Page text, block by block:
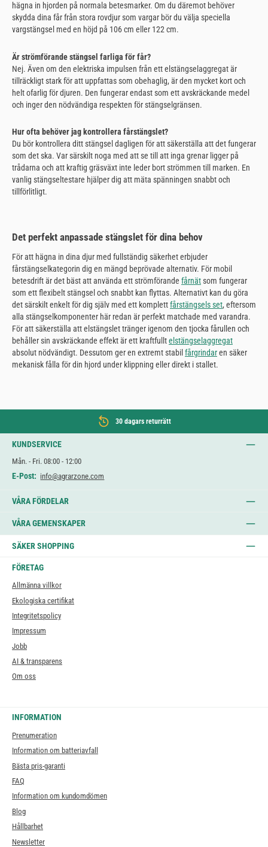
hägna in hjorden på normala betesmarker. Om du däremot behöver
skydda dina får från stora rovdjur som vargar bör du välja speciella
vargstängsel med en höjd på 106 cm eller 122 cm.
Är strömförande stängsel farliga för får?
Nej. Även om den elektriska impulsen från ett elstängselaggregat är
tillräckligt stark för att uppfattas som obehaglig, är den mycket kort och
helt ofarlig för djuren. Den fungerar endast som ett avskräckande medel
och inger den nödvändiga respekten för stängselgränsen.
Hur ofta behöver jag kontrollera fårstängslet?
Du bör kontrollera ditt stängsel dagligen för att säkerställa att det fungerar
som det ska. Var särskilt noga med att se till att inga grenar ligger på
trådarna och att kraftig gräsväxt inte leder bort strömmen till marken. En
vanlig stängseltestare hjälper dig att mäta spänningen snabbt och
tillförlitligt.
Det perfekt anpassade stängslet för dina behov
För att hägna in dina djur med fullständig säkerhet erbjuder
fårstängselkategorin dig en mängd beprövade alternativ. För mobil
betesdrift är det bäst att använda ett strömförande fårnätsom fungerar
som ett flexibelt stängsel och snabbt kan flyttas. Alternativt kan du göra
det särskilt enkelt för dig själv med ett komplettfårstängsels set, eftersom
alla stängselkomponenter här redan är perfekt matchade med varandra.
För att säkerställa att elstängslet tränger igenom den tjocka fårullen och
behåller sin avskräckande effekt är ett kraftfulltelstängselaggregat
absolut nödvändigt. Dessutom ger en extremt stabil fårgrindaren säker
mekanisk fålla för din hjord under klippning eller direkt i stallet.
30 dagars returrätt
KUNDSERVICE
Mån. - Fri. 08:00 - 12:00
E-Post: info@agrarzone.com
VÅRA FÖRDELAR
VÅRA GEMENSKAPER
SÄKER SHOPPING
FÖRETAG
Allmänna villkor
Ekologiska certifikat
Integritetspolicy
Impressum
Jobb
AI & transparens
Om oss
INFORMATION
Prenumeration
Information om batteriavfall
Bästa pris-garanti
FAQ
Information om kundomdömen
Blog
Hållbarhet
Newsletter